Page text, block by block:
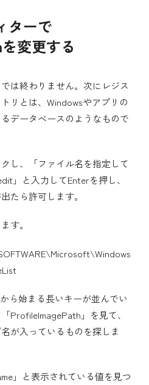
ターで
変更する
は終わりません。次にレジス
リとは、Windowsやアプリの
データベースのようなもので
し、「ファイル名を指定して
」と入力してEnterを押し、
たら許可します。
す。
ら始まる長いキーが並んでい
ProfileImagePath」を見て、
が入っているものを探しま
」と表示されている値を見つ